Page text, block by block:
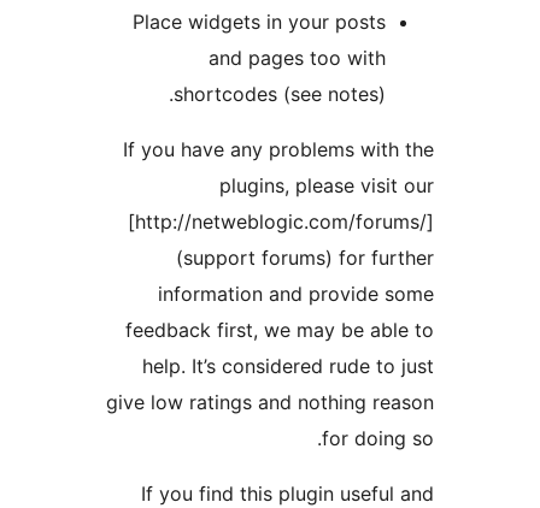
Place widgets in
shortcodes (see
If you have any
plugins,
[http://
(support
information and
feedback first, we
help. It’s
give low ratings and
If you find this